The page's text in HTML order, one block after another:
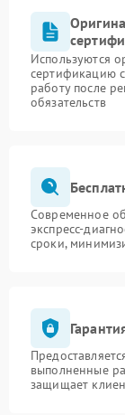
Используются
сертификацию
работу после
обязательств
Современное
экспресс-
сроки,
выполненные
защищает